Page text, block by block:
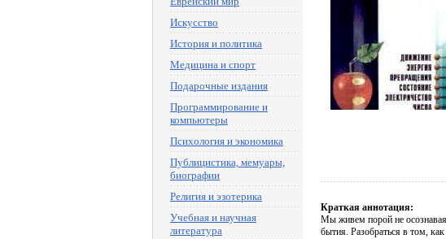
Искусство
История и политика
Медицина и спорт
Подарочные издания
Программирование и
компьютеры
Психология и экономика
Публицистика, мемуары,
биографии
Религия и эзотерика
Учебная и научная
литература
Краткая аннотация:
Мы живем порой не
бытия. Разобраться в том,